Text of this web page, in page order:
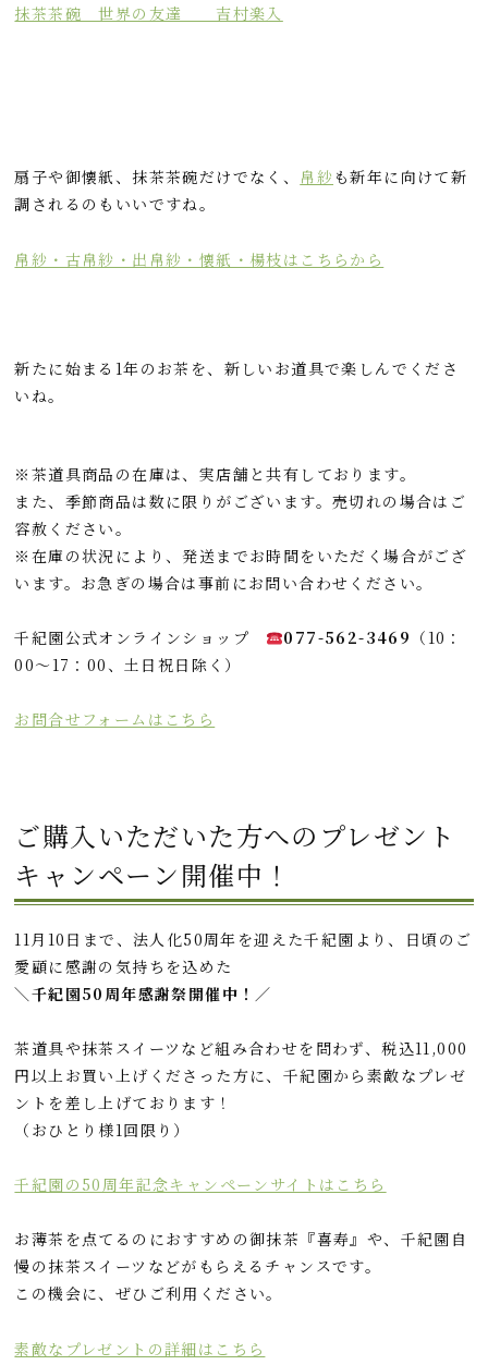
抹茶茶碗 世界の友達 吉村楽入
扇子や御懐紙、抹茶茶碗だけでなく、 帛紗 も新年に向けて新
調されるのもいいですね。
帛紗・古帛紗・出帛紗・懐紙・楊枝はこちらから
新たに始まる1年のお茶を、新しいお道具で楽しんでくださ
いね。
※茶道具商品の在庫は、実店舗と共有しております。
また、季節商品は数に限りがございます。売切れの場合はご
容赦ください。
※在庫の状況により、発送までお時間をいただく場合がござ
います。お急ぎの場合は事前にお問い合わせください。
千紀園公式オンラインショップ 077-562-3469 （10：
00～17：00、土日祝日除く）
お問合せフォームはこちら
ご購入いただいた方へのプレゼント
キャンペーン開催中！
11月10日まで、法人化50周年を迎えた千紀園より、日頃のご
愛顧に感謝の気持ちを込めた
＼千紀園50周年感謝祭開催中！／
茶道具や抹茶スイーツなど組み合わせを問わず、税込11,000
円以上お買い上げくださった方に、千紀園から素敵なプレゼ
ントを差し上げております！
（おひとり様1回限り）
千紀園の50周年記念キャンペーンサイトはこちら
お薄茶を点てるのにおすすめの御抹茶『喜寿』や、千紀園自
慢の抹茶スイーツなどがもらえるチャンスです。
この機会に、ぜひご利用ください。
素敵なプレゼントの詳細はこちら